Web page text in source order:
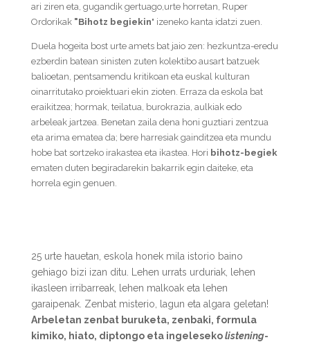
ari ziren eta, gugandik gertuago,urte horretan, Ruper
Ordorikak "Bihotz begiekin" izeneko kanta idatzi zuen.
Duela hogeita bost urte amets bat jaio zen: hezkuntza-eredu
ezberdin batean sinisten zuten kolektibo ausart batzuek
balioetan, pentsamendu kritikoan eta euskal kulturan
oinarritutako proiektuari ekin zioten. Erraza da eskola bat
eraikitzea; hormak, teilatua, burokrazia, aulkiak edo
arbeleak jartzea. Benetan zaila dena honi guztiari zentzua
eta arima ematea da; bere harresiak gainditzea eta mundu
hobe bat sortzeko irakastea eta ikastea. Hori bihotz-begiek
ematen duten begiradarekin bakarrik egin daiteke, eta
horrela egin genuen.
25 urte hauetan, eskola honek mila istorio baino
gehiago bizi izan ditu. Lehen urrats urduriak, lehen
ikasleen irribarreak, lehen malkoak eta lehen
garaipenak. Zenbat misterio, lagun eta algara geletan!
Arbeletan zenbat buruketa, zenbaki, formula
kimiko, hiato, diptongo eta ingelesekolistening-